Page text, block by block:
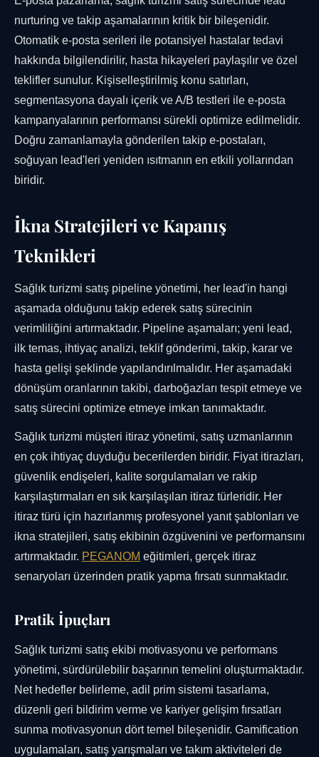
nurturing ve takip aşamalarının kritik bir bileşenidir.
Otomatik e-posta serileri ile potansiyel hastalar tedavi
hakkında bilgilendirilir, hasta hikayeleri paylaşılır ve özel
teklifler sunulur. Kişiselleştirilmiş konu satırları,
segmentasyona dayalı içerik ve A/B testleri ile e-posta
kampanyalarının performansı sürekli optimize edilmelidir.
Doğru zamanlamayla gönderilen takip e-postaları,
soğuyan lead'leri yeniden ısıtmanın en etkili yollarından
biridir.
İkna Stratejileri ve Kapanış
Teknikleri
Sağlık turizmi satış pipeline yönetimi, her lead'in hangi
aşamada olduğunu takip ederek satış sürecinin
verimliliğini artırmaktadır. Pipeline aşamaları; yeni lead,
ilk temas, ihtiyaç analizi, teklif gönderimi, takip, karar ve
hasta gelişi şeklinde yapılandırılmalıdır. Her aşamadaki
dönüşüm oranlarının takibi, darboğazları tespit etmeye ve
satış sürecini optimize etmeye imkan tanımaktadır.
Sağlık turizmi müşteri itiraz yönetimi, satış uzmanlarının
en çok ihtiyaç duyduğu becerilerden biridir. Fiyat itirazları,
güvenlik endişeleri, kalite sorgulamaları ve rakip
karşılaştırmaları en sık karşılaşılan itiraz türleridir. Her
itiraz türü için hazırlanmış profesyonel yanıt şablonları ve
ikna stratejileri, satış ekibinin özgüvenini ve performansını
artırmaktadır. PEGANOM eğitimleri, gerçek itiraz
senaryoları üzerinden pratik yapma fırsatı sunmaktadır.
Pratik İpuçları
Sağlık turizmi satış ekibi motivasyonu ve performans
yönetimi, sürdürülebilir başarının temelini oluşturmaktadır.
Net hedefler belirleme, adil prim sistemi tasarlama,
düzenli geri bildirim verme ve kariyer gelişim fırsatları
sunma motivasyonun dört temel bileşenidir. Gamification
uygulamaları, satış yarışmaları ve takım aktiviteleri de